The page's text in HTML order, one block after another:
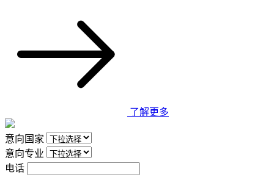
了解更多
意向国家
意向专业
电话